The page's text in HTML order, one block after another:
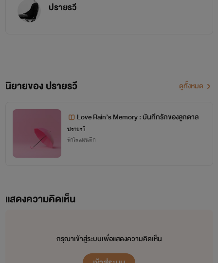
ปรายรวี
นิยายของ ปรายรวี ดูทั้งหมด
Love Rain’s Memory : บันทึกรักของลูกตาล
ปรายรวี
รักโรแมนติก
แสดงความคิดเห็น
กรุณาเข้าสู่ระบบเพื่อแสดงความคิดเห็น